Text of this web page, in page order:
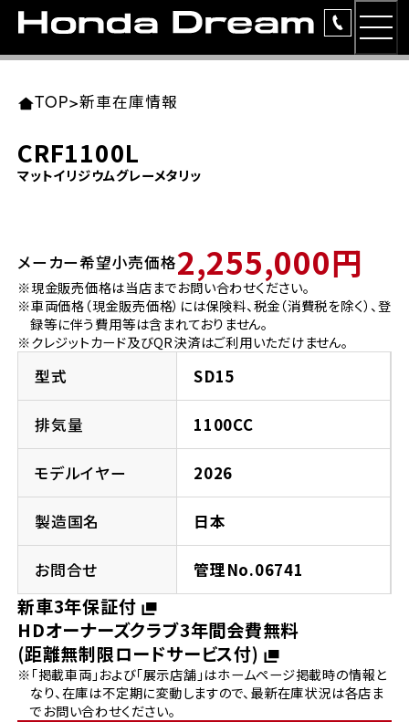
ラインアップ
レンタルバイク
洋用品
イベント
法人向けサービス
お問い合わせ
TOP>新車在庫情報
CRF1100L
マットイリジウムグレーメタリッ
メーカー希望小売価格2,255,000円
※現金販売価格は当店までお問い合わせください。
※車両価格（現金販売価格）には保険料、税金（消費税を除く）、登
録等に伴う費用等は含まれておりません。
※クレジットカード及びQR決済はご利用いただけません。
型式 SD15
排気量 1100CC
モデルイヤー 2026
製造国名 日本
お問合せ 管理No.06741
新車3年保証付
HDオーナーズクラブ3年間会費無料
(距離無制限ロードサービス付)
※「掲載車両」および「展示店舗」はホームページ掲載時の情報と
なり、在庫は不定期に変動しますので、最新在庫状況は各店ま
でお問い合わせください。
東北エリア 店舗一覧
岩手県
宮城県
ホンダドリーム 仙台泉
ホンダドリーム 宮城岩沼
福島県
ホンダドリーム 郡山
関東エリア 店舗一覧
東京都
ホンダドリーム 西東京
ホンダドリーム 練馬
ホンダドリーム 板橋
ホンダドリーム 葛飾
ホンダドリーム 大田
ホンダドリーム 立川
神奈川県
ホンダドリーム 磯子
ホンダドリーム 横浜都筑
中部エリア 店舗一覧
愛知県
ホンダドリーム 名古屋南
ホンダドリーム 小牧
ホンダドリーム 名古屋東
ホンダドリーム 一宮
ホンダドリーム 豊橋
ホンダドリーム 名古屋上小田井
岐阜県
ホンダドリーム 岐阜
近畿エリア 店舗一覧
大阪府
ホンダドリーム 箕面
ホンダドリーム 藤井寺
ホンダドリーム 東淀川
ホンダドリーム 豊中
京都府
ホンダドリーム 京都伏見
ホンダドリーム 京都北山
兵庫県
中国・四国エリア 店舗一覧
岡山県
広島県
ホンダドリーム 広島
ホンダドリーム 福山
徳島県
ホンダドリーム 徳島
香川県
ホンダドリーム 高松
高知県
九州エリア 店舗一覧
福岡県
ホンダドリーム 福岡東
ホンダドリーム 久留米
ホンダドリーム 福岡春日
ホンダドリーム 福岡西
熊本県
ホンダドリーム 熊本